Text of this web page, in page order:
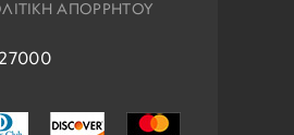
ΑΠΟΡΡΗΤΟΥ